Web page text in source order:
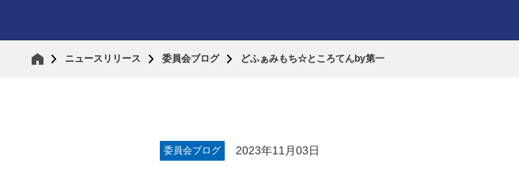
ニュースリリース 委員会ブログ どふぁみもち☆ところてんby第一
委員会ブログ 2023年11月03日